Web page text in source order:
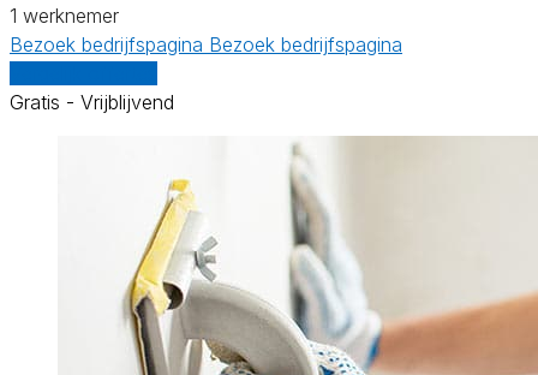
1 werknemer
Bezoek bedrijfspagina Bezoek bedrijfspagina
Gratis - Vrijblijvend